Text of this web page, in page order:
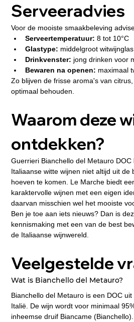
Serveeradvies
Voor de mooiste smaakbeleving
Serveertemperatuur: 8 tot 10°C
Glastype: middelgroot witwijnglas
Drinkvenster: jong drinken voor
Bewaren na openen: maximaal
Zo blijven de frisse aroma's van
optimaal behouden.
Waarom deze
ontdekken?
Guerrieri Bianchello del Metauro
Italiaanse witte wijnen niet altijd uit de
hoeven te komen. Le Marche biedt
karaktervolle wijnen met een eigen
daarvan misschien wel het mooiste
Ben je toe aan iets nieuws? Dan is
kennismaking met een van de best
de Italiaanse wijnwereld.
Veelgestelde
Wat is Bianchello del Metauro?
Bianchello del Metauro is een DOC
Italië. De wijn wordt voor minimaal
inheemse druif Biancame (Bianchello).